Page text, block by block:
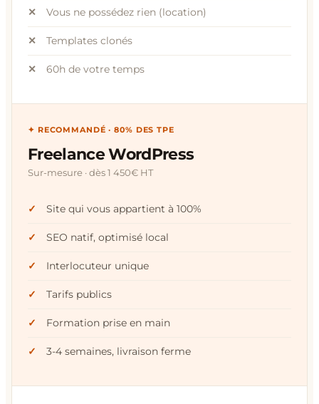
Vous ne possédez rien (location)
Templates clonés
60h de votre temps
✦ RECOMMANDÉ · 80% DES TPE
Freelance WordPress
Sur-mesure · dès 1 450€ HT
Site qui vous appartient à 100%
SEO natif, optimisé local
Interlocuteur unique
Tarifs publics
Formation prise en main
3-4 semaines, livraison ferme